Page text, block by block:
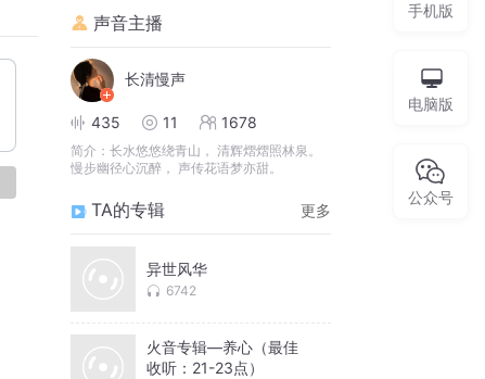
声音主播
长清慢声
435 11 1678
简介： 长水悠悠绕青山， 清辉熠熠照林泉。
慢步幽径心沉醉， 声传花语梦亦甜。
TA的专辑 更多
异世风华
6742
火音专辑—养心（最佳
收听：21-23点）
手机版
电脑版
公众号